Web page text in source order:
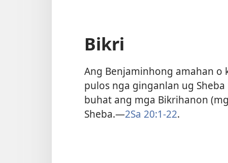
Bikri
Ang Benjaminhong amahan o
pulos nga ginganlan ug
buhat ang mga Bikrihanon
Sheba.​—2Sa 20:1-22.